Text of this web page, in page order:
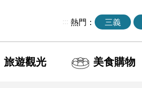
::: 熱門： 三義
旅遊觀光 美食購物